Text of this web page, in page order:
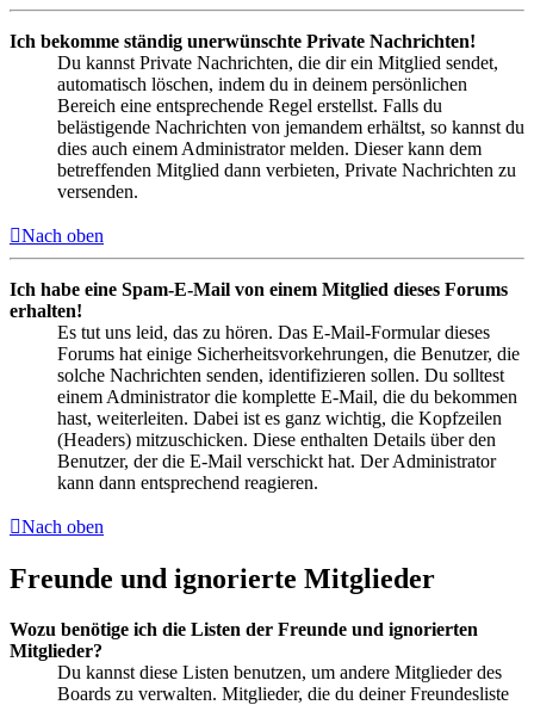
Ich bekomme ständig unerwünschte Private Nachrichten!
Du kannst Private Nachrichten, die dir ein Mitglied sendet,
automatisch löschen, indem du in deinem persönlichen
Bereich eine entsprechende Regel erstellst. Falls du
belästigende Nachrichten von jemandem erhältst, so kannst du
dies auch einem Administrator melden. Dieser kann dem
betreffenden Mitglied dann verbieten, Private Nachrichten zu
versenden.
Nach oben
Ich habe eine Spam-E-Mail von einem Mitglied dieses Forums
erhalten!
Es tut uns leid, das zu hören. Das E-Mail-Formular dieses
Forums hat einige Sicherheitsvorkehrungen, die Benutzer, die
solche Nachrichten senden, identifizieren sollen. Du solltest
einem Administrator die komplette E-Mail, die du bekommen
hast, weiterleiten. Dabei ist es ganz wichtig, die Kopfzeilen
(Headers) mitzuschicken. Diese enthalten Details über den
Benutzer, der die E-Mail verschickt hat. Der Administrator
kann dann entsprechend reagieren.
Nach oben
Freunde und ignorierte Mitglieder
Wozu benötige ich die Listen der Freunde und ignorierten
Mitglieder?
Du kannst diese Listen benutzen, um andere Mitglieder des
Boards zu verwalten. Mitglieder, die du deiner Freundesliste